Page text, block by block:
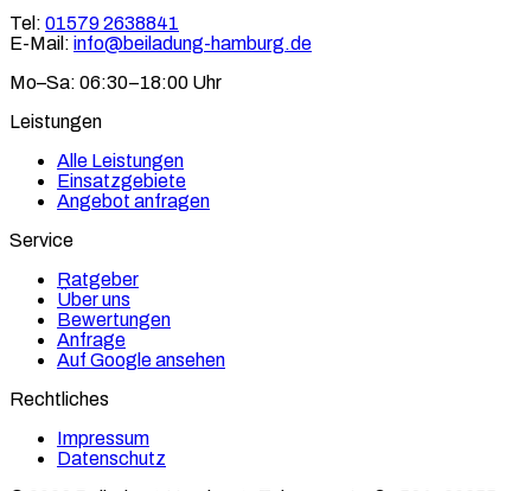
Tel: 01579 2638841
E-Mail: info@beiladung-hamburg.de
Mo–Sa: 06:30–18:00 Uhr
Leistungen
Alle Leistungen
Einsatzgebiete
Angebot anfragen
Service
Ratgeber
Über uns
Bewertungen
Anfrage
Auf Google ansehen
Rechtliches
Impressum
Datenschutz